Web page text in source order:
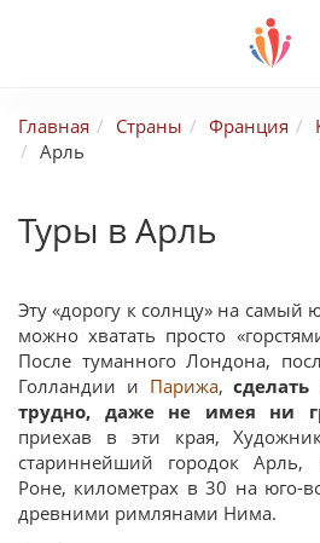
Главная Страны Франция
Арль
Туры в Арль
Эту «дорогу к солнцу» на самый
можно хватать просто
После туманного Лондона,
Голландии и Парижа,
трудно, даже не имея ни
приехав в эти края,
стариннейший городок
Роне, километрах в 30 на юго-
древними римлянами Нима.